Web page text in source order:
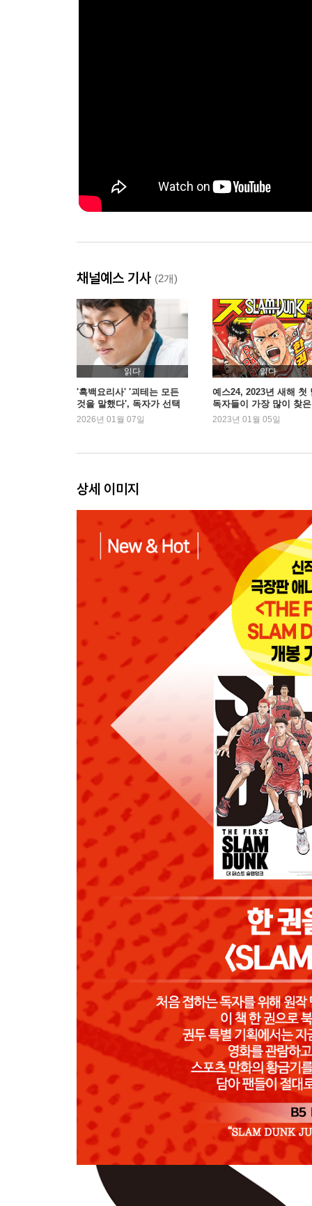
채널예스 기사 (2개)
읽다
'흑백요리사' '괴테는 모든
것을 말했다', 독자가 선택
한 2026 새해 첫 책은? | 예
2026년 01월 07일
읽다
예스24, 2023년 새해 첫
독자들이 가장 많이 찾
은?
2023년 01월 05일
상세 이미지